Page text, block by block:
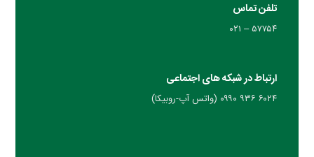
تلفن تماس
۵۷۷۵۴ – ۰۲۱
ارتباط در شبکه های اجتماعی
۶۰۲۴ ۹۳۶ ۰۹۹۰ (واتس آپ-روبیکا)